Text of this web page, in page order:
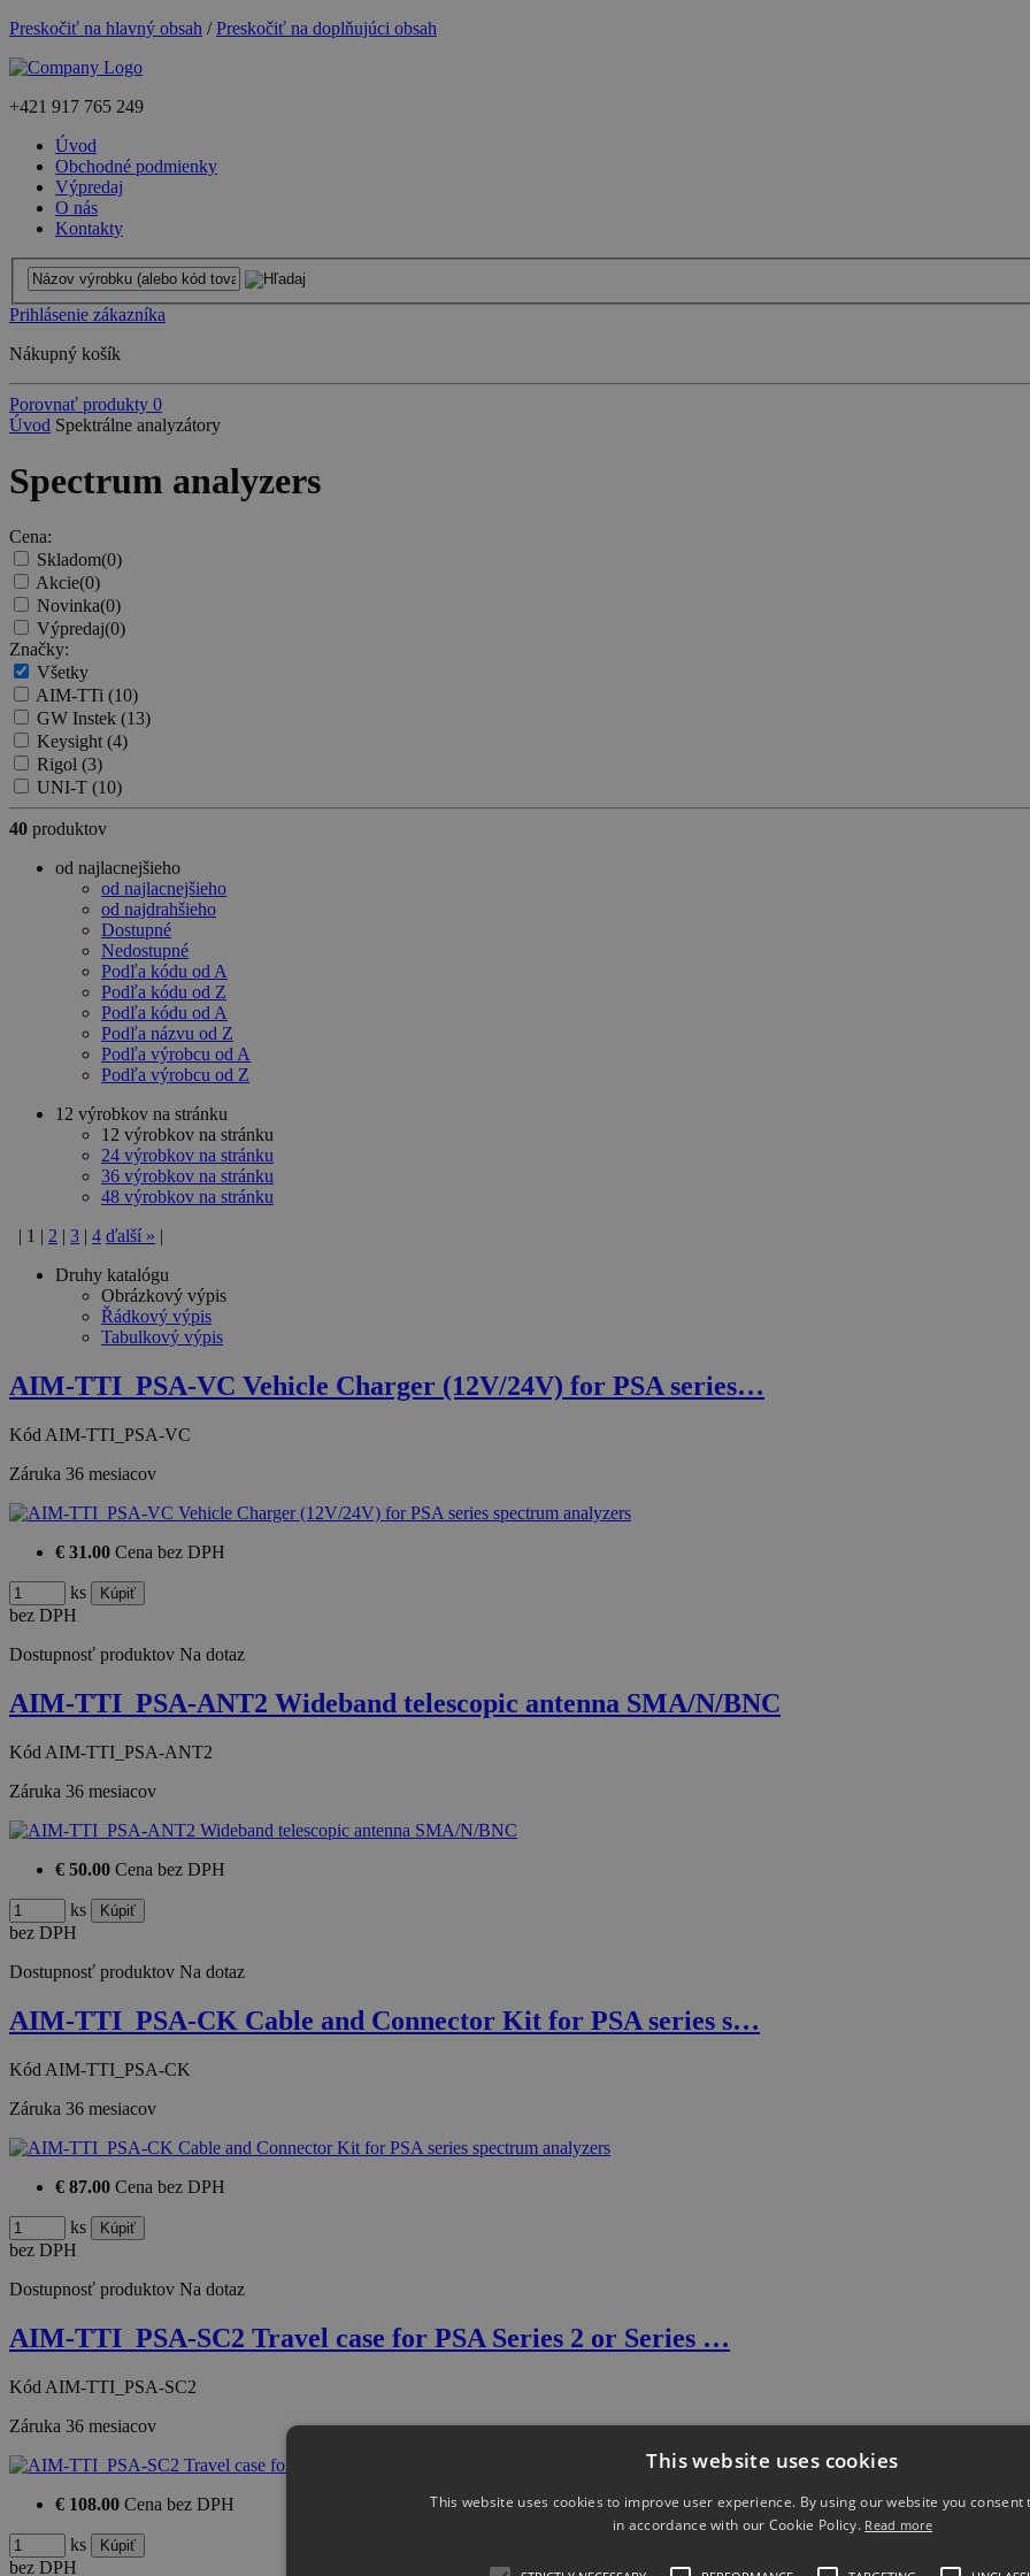
Preskočiť na hlavný obsah /Preskočiť na doplňujúci obsah
+421 917 765 249
Úvod
Obchodné podmienky
Výpredaj
O nás
Kontakty
Prihlásenie zákazníka
Nákupný košík
Porovnať produkty 0
Úvod Spektrálne analyzátory
Spectrum analyzers
Cena:
Skladom(0)
Akcie(0)
Novinka(0)
Výpredaj(0)
Značky:
Všetky
AIM-TTi (10)
GW Instek (13)
Keysight(4)
Rigol (3)
UNI-T (10)
40 produktov
od najlacnejšieho
od najlacnejšieho
od najdrahšieho
Dostupné
Nedostupné
Podľa kódu od A
Podľa kódu od Z
Podľa kódu od A
Podľa názvu od Z
Podľa výrobcu od A
Podľa výrobcu od Z
12 výrobkov na stránku
12 výrobkov na stránku
24 výrobkov na stránku
36 výrobkov na stránku
48 výrobkov na stránku
1 2 3 4 ďalší »
Druhy katalógu
Obrázkový výpis
Řádkový výpis
Tabulkový výpis
AIM-TTI_PSA-VC Vehicle Charger (12V/24V) for PSA series…
Kód AIM-TTI_PSA-VC
Záruka 36 mesiacov
€ 31.00 Cena bez DPH
ks
bez DPH
Dostupnosť produktov Na dotaz
AIM-TTI_PSA-ANT2 Wideband telescopic antenna SMA/N/BNC
Kód AIM-TTI_PSA-ANT2
Záruka 36 mesiacov
€ 50.00 Cena bez DPH
ks
bez DPH
Dostupnosť produktov Na dotaz
AIM-TTI_PSA-CK Cable and Connector Kit for PSA series s…
Kód AIM-TTI_PSA-CK
Záruka 36 mesiacov
€ 87.00 Cena bez DPH
ks
bez DPH
Dostupnosť produktov Na dotaz
AIM-TTI_PSA-SC2 Travel case for PSA Series 2 or Series …
Kód AIM-TTI_PSA-SC2
Záruka 36 mesiacov
€ 108.00 Cena bez DPH
ks
bez DPH
This website uses cookies
This website uses cookies to improve user experience. By using our website you consent
in accordance with our Cookie Policy. Read more